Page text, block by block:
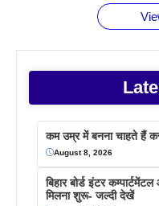
कम उम्र में बनना चाहते हैं
August 8, 2026
बिहार बोर्ड इंटर
मिलना शुरू- जल्दी देखें